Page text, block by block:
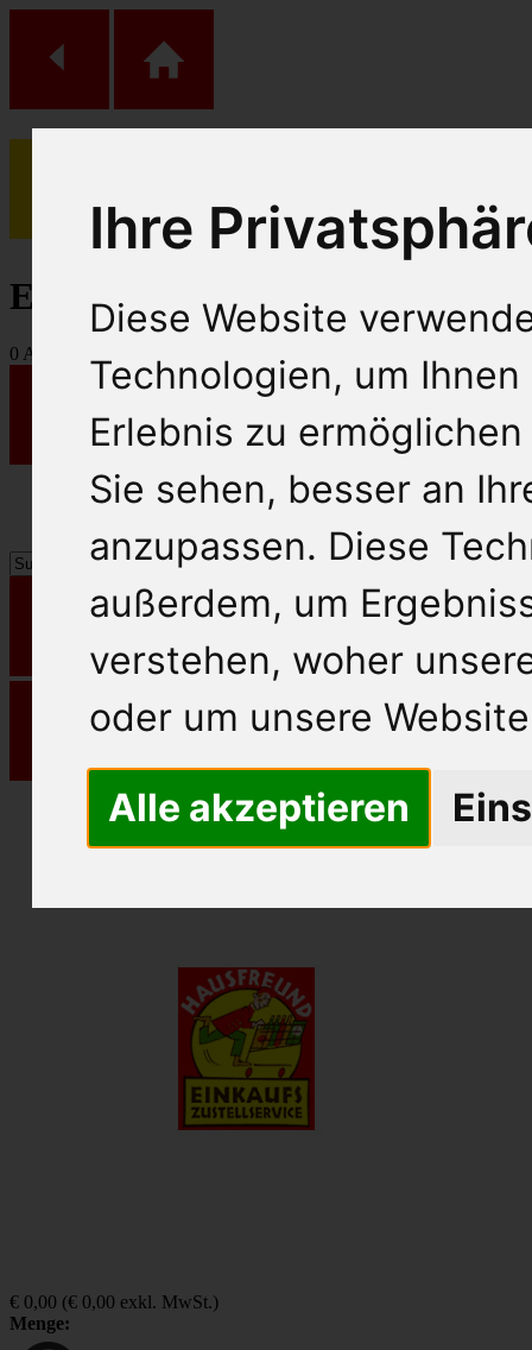
Ihre
Diese Website
Technologien, um
Erlebnis zu
Sie sehen, besser an
anzupassen. Diese
außerdem, um
verstehen, woher
oder um unsere
Alle akzeptieren
(0)
Einkaufs Wagen
0 Artikel
€ 0,00 (€ 0,00 exkl. MwSt.)
Menge: